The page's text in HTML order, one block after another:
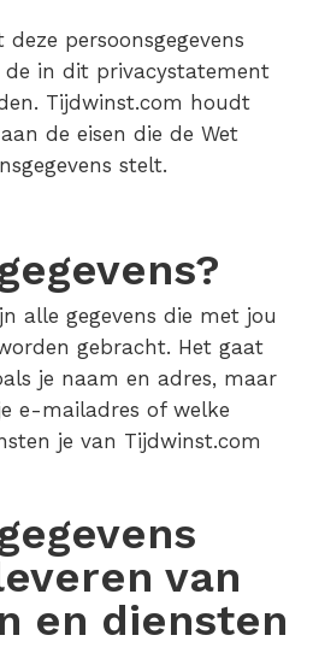
persoonsgegevens
in dit privacystatement
Tijdwinst.com houdt
de eisen die de Wet
stelt.
alle gegevens die met jou
gebracht. Het gaat
je naam en adres, maar
e-mailadres of welke
je van Tijdwinst.com
van
en diensten